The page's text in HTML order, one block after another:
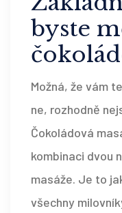
byste
Možná, že vám
ne, rozhodně
Čokoládová
kombinaci dvou
masáže. Je to
všechny